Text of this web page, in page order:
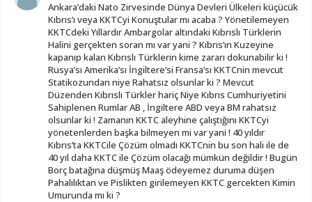
Ankara’daki Nato Zirvesinde Dünya Devleri Ülkeleri küçücük
Kıbrıs’ı veya KKTCyi Konuştular mı acaba ? Yönetilemeyen
KKTCdeki Yıllardır Ambargolar altındaki Kıbrıslı Türklerin
Halini gerçekten soran mı var yani ? Kıbrıs’ın Kuzeyine
kapanıp kalan Kıbrıslı Türklerin kime zararı dokunabilir ki !
Rusya’sı Amerika’sı İngiltere’si Fransa’sı KKTCnin mevcut
Statikozundan niye Rahatsız olsunlar ki ? Mevcut
Düzenden Kıbrıslı Türkler hariç Niye Kıbrıs Cumhuriyetini
Sahiplenen Rumlar AB , İngiltere ABD veya BM rahatsız
olsunlar ki ! Zamanın KKTC aleyhine çalıştığını KKTCyi
yönetenlerden başka bilmeyen mi var yani ! 40 yıldır
Kıbrıs’ta KKTCile Çözüm olmadı KKTCnin bu son hali ile de
40 yıl daha KKTC ile Çözüm olacağı mümkün değildir ! Bugün
Borç batağına düşmüş Maaş ödeyemez duruma düşen
Pahalılıktan ve Pislikten girilemeyen KKTC gercekten Kimin
Umurunda mı ki ?